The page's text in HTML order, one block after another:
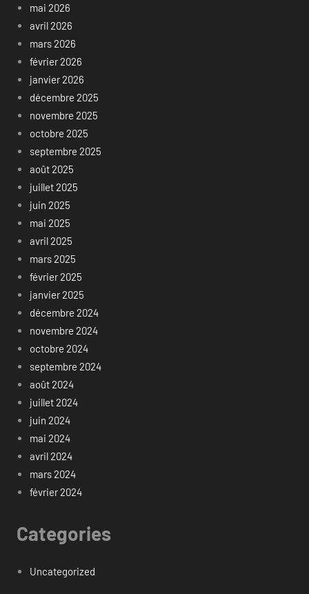
mai 2026
avril 2026
mars 2026
février 2026
janvier 2026
décembre 2025
novembre 2025
octobre 2025
septembre 2025
août 2025
juillet 2025
juin 2025
mai 2025
avril 2025
mars 2025
février 2025
janvier 2025
décembre 2024
novembre 2024
octobre 2024
septembre 2024
août 2024
juillet 2024
juin 2024
mai 2024
avril 2024
mars 2024
février 2024
Categories
Uncategorized